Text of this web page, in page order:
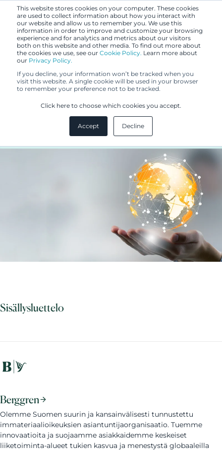
This website stores cookies on your computer. These cookies
are used to collect information about how you interact with
our website and allow us to remember you. We use this
information in order to improve and customize your browsing
experience and for analytics and metrics about our visitors
both on this website and other media. To find out more about
the cookies we use, see our Cookie Policy. Learn more about
our Privacy Policy.
If you decline, your information won’t be tracked when you
visit this website. A single cookie will be used in your browser
to remember your preference not to be tracked.
Click here to choose which cookies you accept.
Accept Decline
26.4.2019
Uusi tavaramerkkilaki astuu
voimaan 1.5.2019
Sisällysluettelo
Berggren
Olemme Suomen suurin ja kansainvälisesti tunnustettu
immateriaalioikeuksien asiantuntijaorganisaatio. Tuemme
innovaatioita ja suojaamme asiakkaidemme keskeiset
liiketoiminta-alueet tukien kasvua ja menestystä globaaleilla